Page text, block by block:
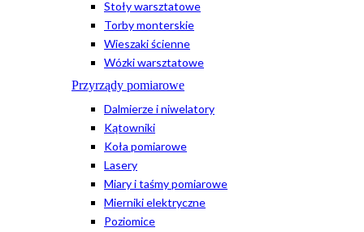
Stoły warsztatowe
Torby monterskie
Wieszaki ścienne
Wózki warsztatowe
Przyrządy pomiarowe
Dalmierze i niwelatory
Kątowniki
Koła pomiarowe
Lasery
Miary i taśmy pomiarowe
Mierniki elektryczne
Poziomice